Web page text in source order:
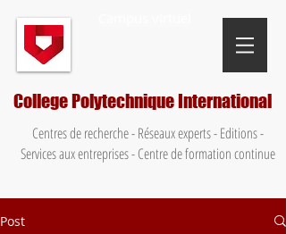
College Polytechnique International
Centres de recherche - Réseaux experts - Editions -
Services aux entreprises - Centre de formation continue
Post